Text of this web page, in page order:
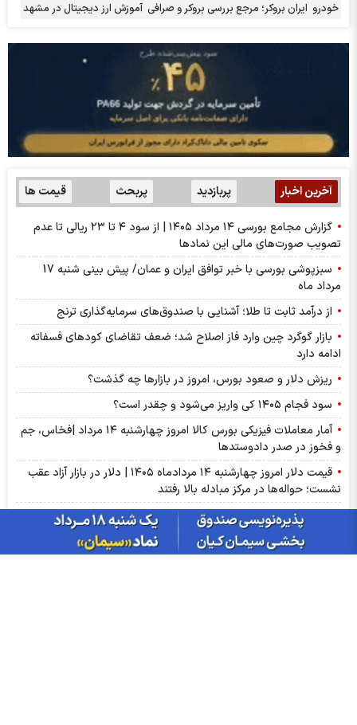
خودرو ایران بروکر؛ مرجع بررسی بروکر و صرافی آموزش ارز دیجیتال در مشهد
آخرین اخبار پربازدید پربحث قیمت ها
گزارش مجامع بورسی ۱۴ مرداد ۱۴۰۵ | از سود ۴ تا ۲۳ ریالی تا عدم
تصویب صورت‌های مالی این نماد‌ها
سبزپوشی بورسی با خبر توافق ایران و عمان/ پیش بینی شنبه 17
مرداد ماه
از درآمد ثابت تا طلا؛ آشنایی با صندوق‌های سرمایه‌گذاری ترنج
بازار گوگرد چین وارد فاز اصلاح شد؛ ضعف تقاضای کودهای فسفاته
ادامه دارد
ریزش دلار و صعود بورس، امروز در بازارها چه گذشت؟
سود فجام ۱۴۰۵ کی واریز می‌شود و چقدر است؟
آمار معاملات فیزیکی بورس کالا امروز چهارشنبه ۱۴ مرداد |فخاس، جم
و فخوز در صدر دادوستد‌ها
قیمت دلار امروز چهارشنبه ۱۴ مردادماه ۱۴۰۵ | دلار در بازار آزاد عقب
نشست؛ حواله‌ها در مرکز مبادله بالا رفتند
خروج نقدینگی از بورس یعنی چه؟ سرمایه‌ها راهی کدام بازار می‌شوند؟
گذشت